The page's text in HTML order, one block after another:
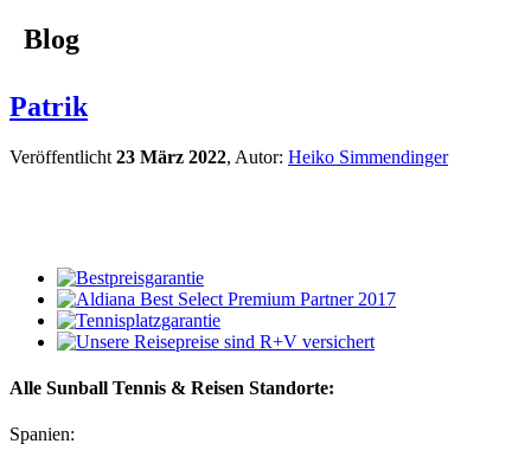
Blog
Patrik
Veröffentlicht 23 März 2022, Autor: Heiko Simmendinger
Alle Sunball Tennis & Reisen Standorte:
Spanien: